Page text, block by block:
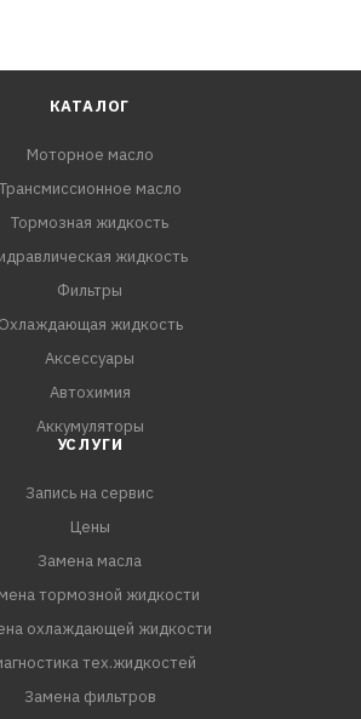
КАТАЛОГ
Моторное масло
Трансмиссионное масло
Тормозная жидкость
жидкость
Фильтры
Охлаждающая жидкость
Аксессуары
Автохимия
Аккумуляторы
УСЛУГИ
Запись на сервис
Цены
Замена масла
тормозной жидкости
охлаждающей жидкости
тех.жидкостей
Замена фильтров